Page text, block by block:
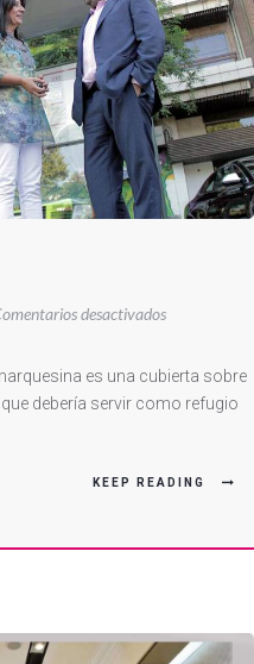
desactivadosen
La
Marquesina
es una cubierta sobre
debería servir como refugio
KEEP READING